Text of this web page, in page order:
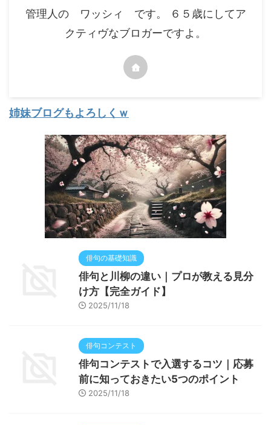
管理人の ワッシィ です。 ６５歳にしてア
クティヴなブロガーですよ。
姉妹ブログもよろしくｗ
俳句の基礎知識
俳句と川柳の違い｜プロが教える見分
け方【完全ガイド】
2025/11/18
俳句コンテスト
俳句コンテストで入選するコツ｜応募
前に知っておきたい5つのポイント
2025/11/18